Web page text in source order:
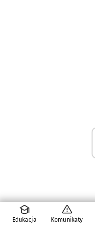
Edukacja Komunikaty